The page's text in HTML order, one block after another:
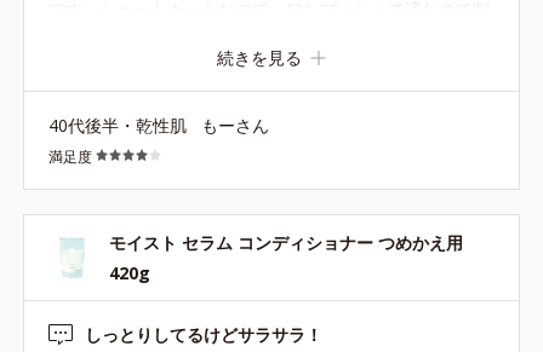
モイスト セラム コンディショナー 420g
なめらかに髪をつつみこみ、うるおいを逃さないように髪と地肌
をコーティングする、とろみクリーム触感のコンディショナーで
す。
ックに入らないことと、テクスチャーに合っていないの
ることがストレスです。いっそ、他のジャータイプやチュ
ーブタイプの容器に詰め替えようかと思うほど。お風呂で
ストレスは感じたくないです…。
続きを見る
40代後半・乾性肌 もーさん
満足度
モイスト セラム コンディショナー つめかえ用
420g
しっとりしてるけどサラサラ！